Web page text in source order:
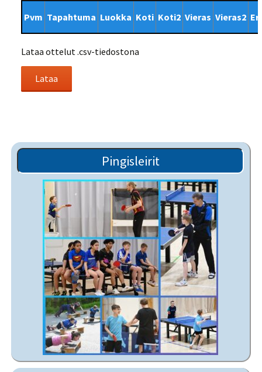
Pvm Tapahtuma Luokka Koti Koti2 Vieras Vieras2
Lataa ottelut .csv-tiedostona
Pingisleirit